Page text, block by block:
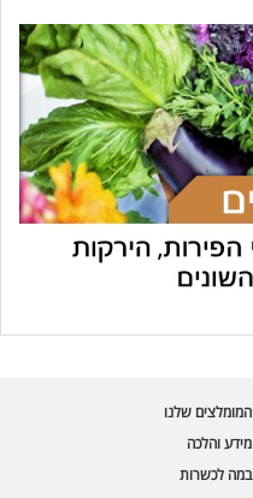
המומלצים שלנו
מידע והלכה
במה לכשרות